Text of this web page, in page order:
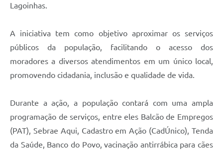
Lagoinhas.
A iniciativa tem como objetivo aproximar os serviços
públicos da população, facilitando o acesso dos
moradores a diversos atendimentos em um único local,
promovendo cidadania, inclusão e qualidade de vida.
Durante a ação, a população contará com uma ampla
programação de serviços, entre eles Balcão de Empregos
(PAT), Sebrae Aqui, Cadastro em Ação (CadÚnico), Tenda
da Saúde, Banco do Povo, vacinação antirrábica para cães